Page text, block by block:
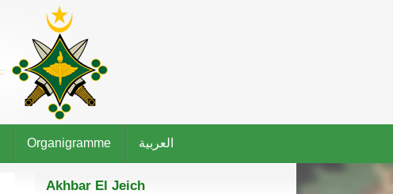
Organigramme العربية
Akhbar El Jeich